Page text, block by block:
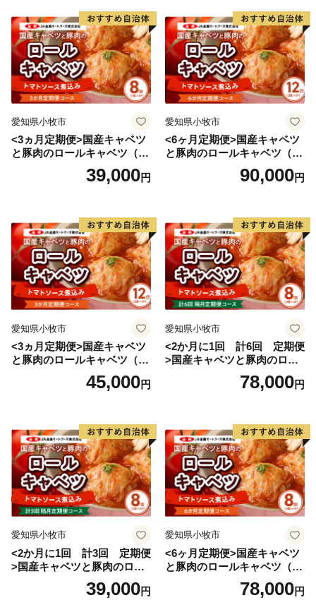
愛知県小牧市
<3ヵ月定期便>国産キャベツ
と豚肉のロールキャベツ（4P
39,000円
愛知県小牧市
<6ヶ月定期便>国産キャベツ
と豚肉のロールキャベツ（6P
90,000円
愛知県小牧市
<3ヵ月定期便>国産キャベツ
と豚肉のロールキャベツ（6P
45,000円
愛知県小牧市
<2か月に1回 計6回 定期便
>国産キャベツと豚肉のロー
ルキャベツ（4P入り）
78,000円
愛知県小牧市
<2か月に1回 計3回 定期便
>国産キャベツと豚肉のロー
ルキャベツ（4P入り）
39,000円
愛知県小牧市
<6ヶ月定期便>国産キャベツ
と豚肉のロールキャベツ（4P
78,000円